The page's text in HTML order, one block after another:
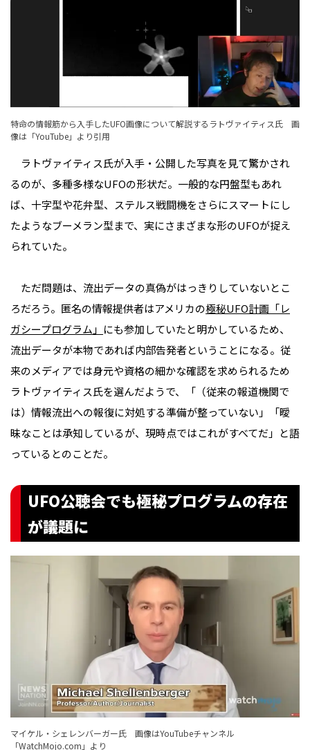
特命の情報筋から入手したUFO画像について解説するラトヴァイティス氏 画
像は「YouTube」より引用
ラトヴァイティス氏が入手・公開した写真を見て驚かされ
るのが、多種多様なUFOの形状だ。一般的な円盤型もあれ
ば、十字型や花弁型、ステルス戦闘機をさらにスマートにし
たようなブーメラン型まで、実にさまざまな形のUFOが捉え
られていた。
ただ問題は、流出データの真偽がはっきりしていないとこ
ろだろう。匿名の情報提供者はアメリカの極秘UFO計画「レ
ガシープログラム」 にも参加していたと明かしているため、
流出データが本物であれば内部告発者ということになる。従
来のメディアでは身元や資格の細かな確認を求められるため
ラトヴァイティス氏を選んだようで、「（従来の報道機関で
は）情報流出への報復に対処する準備が整っていない」「曖
昧なことは承知しているが、現時点ではこれがすべてだ」と語
っているとのことだ。
UFO公聴会でも極秘プログラムの存在
が議題に
マイケル・シェレンバーガー氏 画像はYouTubeチャンネル
「WatchMojo.com 」より